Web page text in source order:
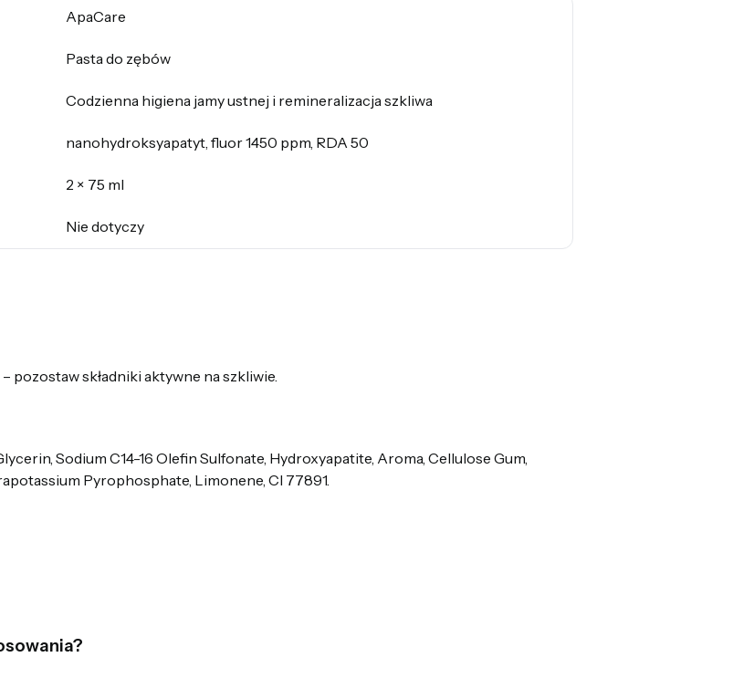
ApaCare
Pasta do zębów
Codzienna higiena jamy ustnej i remineralizacja szkliwa
nanohydroksyapatyt, fluor 1450 ppm, RDA 50
2 × 75 ml
Nie dotyczy
pozostaw składniki aktywne na szkliwie.
Sodium C14-16 Olefin Sulfonate, Hydroxyapatite, Aroma, Cellulose Gum,
Pyrophosphate, Limonene, CI 77891.